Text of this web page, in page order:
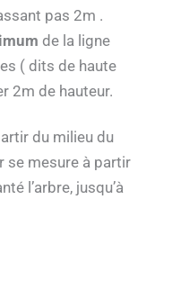
pas 2m .
de la ligne
( dits de haute
2m de hauteur.
du milieu du
se mesure à partir
l’arbre, jusqu’à